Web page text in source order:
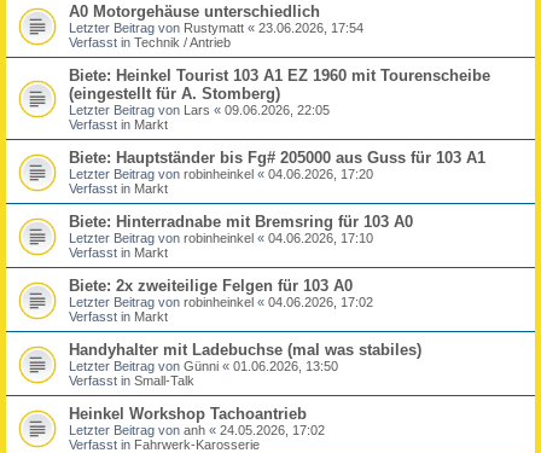
A0 Motorgehäuse unterschiedlich
Letzter Beitrag von Rustymatt « 23.06.2026, 17:54
Verfasst in Technik / Antrieb
Biete: Heinkel Tourist 103 A1 EZ 1960 mit Tourenscheibe
(eingestellt für A. Stomberg)
Letzter Beitrag von Lars « 09.06.2026, 22:05
Verfasst in Markt
Biete: Hauptständer bis Fg# 205000 aus Guss für 103 A1
Letzter Beitrag von robinheinkel « 04.06.2026, 17:20
Verfasst in Markt
Biete: Hinterradnabe mit Bremsring für 103 A0
Letzter Beitrag von robinheinkel « 04.06.2026, 17:10
Verfasst in Markt
Biete: 2x zweiteilige Felgen für 103 A0
Letzter Beitrag von robinheinkel « 04.06.2026, 17:02
Verfasst in Markt
Handyhalter mit Ladebuchse (mal was stabiles)
Letzter Beitrag von Günni « 01.06.2026, 13:50
Verfasst in Small-Talk
Heinkel Workshop Tachoantrieb
Letzter Beitrag von anh « 24.05.2026, 17:02
Verfasst in Fahrwerk-Karosserie